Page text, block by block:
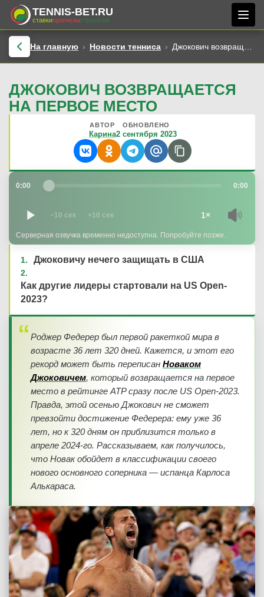
TENNIS-BET.RU
ставкипрогнозыстратегии
На главную Новости тенниса Джокович возвращается на первое место
ДЖОКОВИЧ ВОЗВРАЩАЕТСЯ
НА ПЕРВОЕ МЕСТО
АВТОР
Карина
ОБНОВЛЕНО
2 сентября 2023
0:00 0:00
−10 сек +10 сек 1×
Серверная озвучка временно недоступна. Попробуйте позже.
Джоковичу нечего защищать в США
Как другие лидеры стартовали на US Open-
2023?
Роджер Федерер был первой ракеткой мира в
возрасте 36 лет 320 дней. Кажется, и этот его
рекорд может быть переписан Новаком
Джоковичем, который возвращается на первое
место в рейтинге ATP сразу после US Open-2023.
Правда, этой осенью Джокович не сможет
превзойти достижение Федерера: ему уже 36
лет, но к 320 дням он приблизится только в
апреле 2024-го. Рассказываем, как получилось,
что Новак обойдет в классификации своего
нового основного соперника — испанца Карлоса
Алькараса.